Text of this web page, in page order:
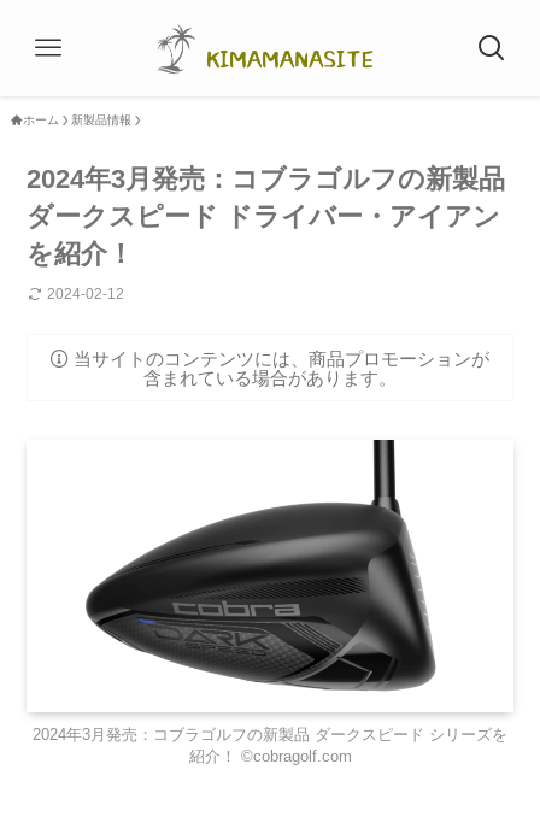
ホーム 新製品情報
2024年3月発売：コブラゴルフの新製品
ダークスピード ドライバー・アイアン
を紹介！
2024-02-12
当サイトのコンテンツには、商品プロモーションが
含まれている場合があります。
2024年3月発売：コブラゴルフの新製品 ダークスピード シリーズを
紹介！ ©cobragolf.com